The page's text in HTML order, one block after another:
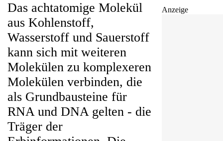
Anzeige
Das achtatomige Molekül
aus Kohlenstoff,
Wasserstoff und Sauerstoff
kann sich mit weiteren
Molekülen zu komplexeren
Molekülen verbinden, die
als Grundbausteine für
RNA und DNA gelten - die
Träger der